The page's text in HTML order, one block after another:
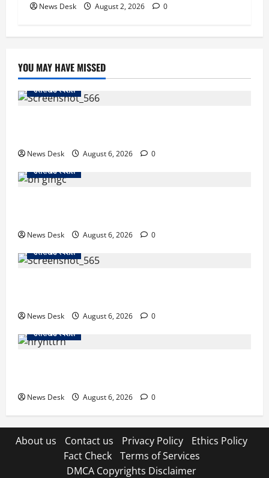
News Desk August 2, 2026 0
YOU MAY HAVE MISSED
उत्तराखंड स्पेशल
News Desk August 6, 2026
0
उत्तराखंड स्पेशल
News Desk August 6, 2026
0
उत्तराखंड स्पेशल
News Desk August 6, 2026
0
उत्तराखंड स्पेशल
News Desk August 6, 2026 0
About us Contact us Privacy Policy
Ethics Policy
Fact Check
Terms of Services
DMCA Copyrights Disclaimer